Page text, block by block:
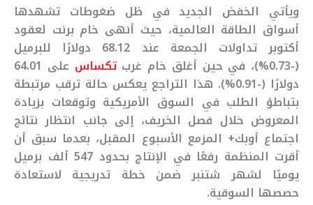
ويأتي الخفض الجديد في ظل ضغوطات تشهدها
أسواق الطاقة العالمية، حيث أنهى خام برنت لعقود
أكتوبر تداولات الجمعة عند 68.12 دولارًا للبرميل
(-0.73%)، في حين أغلق خام غرب
تكساس
على 64.01
دولارًا (-0.91%). هذا التراجع يعكس حالة ترقب مرتبطة
بتباطؤ الطلب في السوق الأمريكية وتوقعات بزيادة
المعروض خلال فصل الخريف، إلى جانب انتظار نتائج
اجتماع أوبك+ المزمع الأسبوع المقبل، بعدما سبق أن
أقرت المنظمة رفعًا في الإنتاج بحدود 547 ألف برميل
يوميًا لشهر شتنبر ضمن خطة تدريجية لاستعادة
حصصها السوقية.